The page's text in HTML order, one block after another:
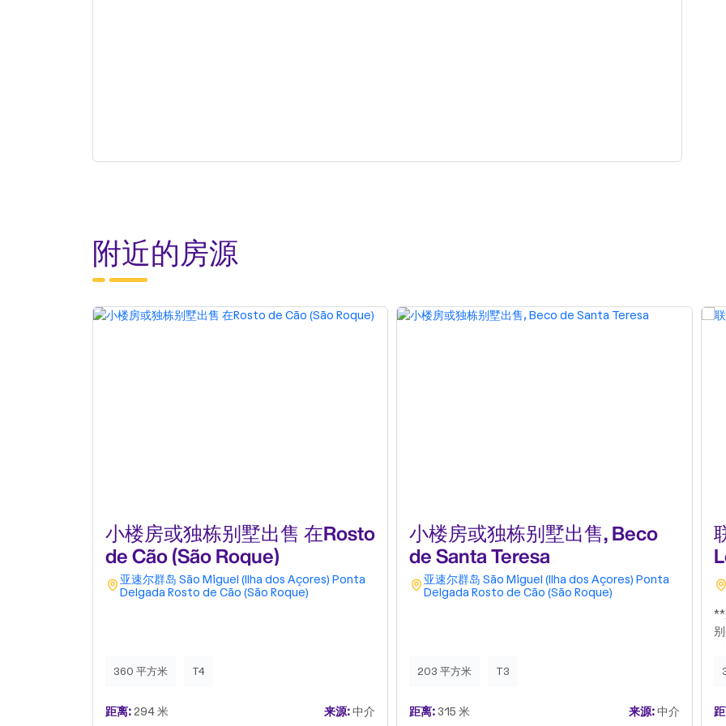
附近的房源
小楼房或独栋别墅出售 在Rosto
de Cão (São Roque)
亚速尔群岛 São Miguel (Ilha dos Açores) Ponta
Delgada Rosto de Cão (São Roque)
360 平方米 T4
距离:294 米 来源:中介
小楼房或独栋别墅出售, Beco
de Santa Teresa
亚速尔群岛 São Miguel (Ilha dos Açores) Ponta
Delgada Rosto de Cão (São Roque)
203 平方米 T3
距离: 315 米 来源:中介
**